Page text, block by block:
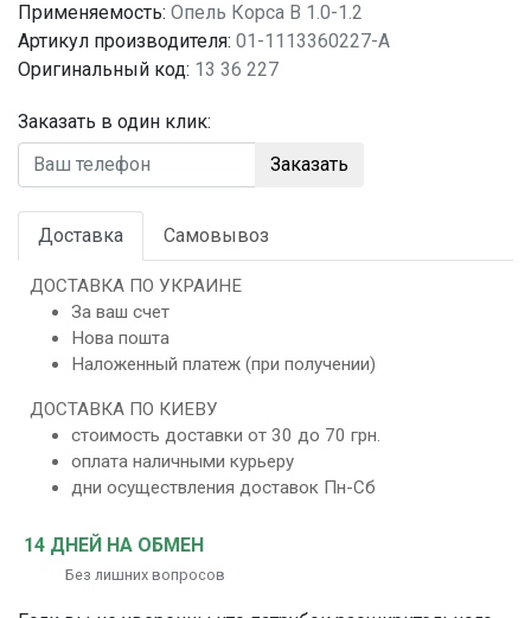
Применяемость: Опель Корса B 1.0-1.2
Артикул производителя: 01-1113360227-A
Оригинальный код: 13 36 227
Заказать в один клик:
Заказать
Доставка Самовывоз
ДОСТАВКА ПО УКРАИНЕ
За ваш счет
Нова пошта
Наложенный платеж (при получении)
ДОСТАВКА ПО КИЕВУ
стоимость доставки от 30 до 70 грн.
оплата наличными курьеру
дни осуществления доставок Пн-Сб
14 ДНЕЙ НА ОБМЕН
Без лишних вопросов